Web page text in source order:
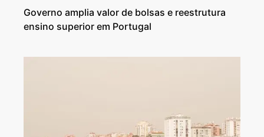
Governo amplia valor de bolsas e reestrutura
ensino superior em Portugal